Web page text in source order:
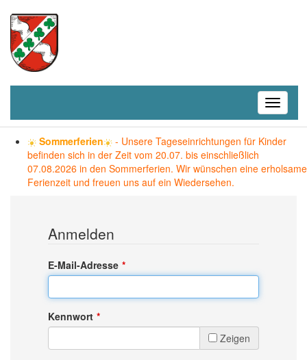
Toggle
Sommerferien
- Unsere Tageseinrichtungen für Kinder
befinden sich in der Zeit vom 20.07. bis einschließlich
07.08.2026 in den Sommerferien. Wir wünschen eine erholsame
Ferienzeit und freuen uns auf ein Wiedersehen.
Anmelden
E-Mail-Adresse
Kennwort
Zeigen